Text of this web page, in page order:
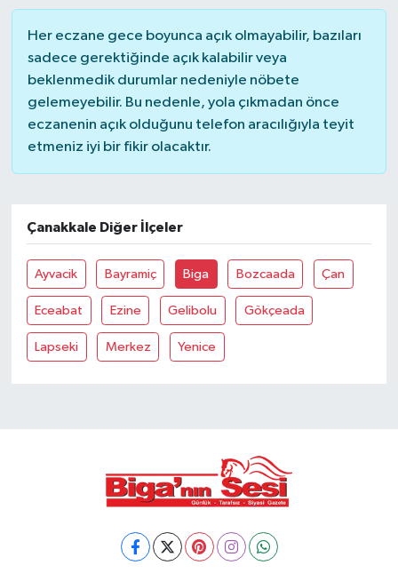
Her eczane gece boyunca açık olmayabilir, bazıları
sadece gerektiğinde açık kalabilir veya
beklenmedik durumlar nedeniyle nöbete
gelemeyebilir. Bu nedenle, yola çıkmadan önce
eczanenin açık olduğunu telefon aracılığıyla teyit
etmeniz iyi bir fikir olacaktır.
Çanakkale Diğer İlçeler
Ayvacik Bayramiç Biga Bozcaada Çan
Eceabat Ezine Gelibolu Gökçeada
Lapseki Merkez Yenice
Otomobil
Politika
Resmî ilanlar
Sağlık
Siyaset
Spor
Tarım ve Ekonomi
Teknoloji